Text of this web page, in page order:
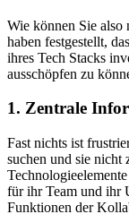
Wie können Sie also
haben festgestellt,
ihres Tech Stacks
ausschöpfen zu
1. Zentrale
Fast nichts ist
suchen und sie nicht
für ihr Team und ihr
Funktionen der